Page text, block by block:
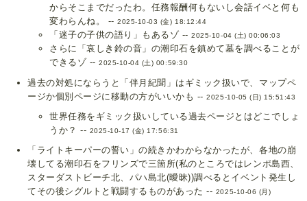
からそこまでだったわ。任務報酬何もないし会話イベと何も
変わらんね。 --2025-10-03 (金) 18:12:44
「迷子の子供の語り」もあるゾ --2025-10-04 (土) 00:06:03
さらに「哀しき鈴の音」の潮印石を鎮めて墓を調べることが
できるゾ --2025-10-04 (土) 00:59:30
過去の対処にならうと「伴月紀聞」はギミック扱いで、マップペ
ージか個別ページに移動の方がいいかも --2025-10-05 (日) 15:51:43
世界任務をギミック扱いしている過去ページとはどこでしょ
うか？ -- 2025-10-17 (金) 17:56:31
「ライトキーパーの誓い」の続きかわからなかったが、各地の崩
壊してる潮印石をフリンズで三箇所(私のところではレンポ島西、
スターダストビーチ北、パハ島北(曖昧))調べるとイベント発生し
てその後シグルトと戦闘するものがあった -- 2025-10-06 (月)